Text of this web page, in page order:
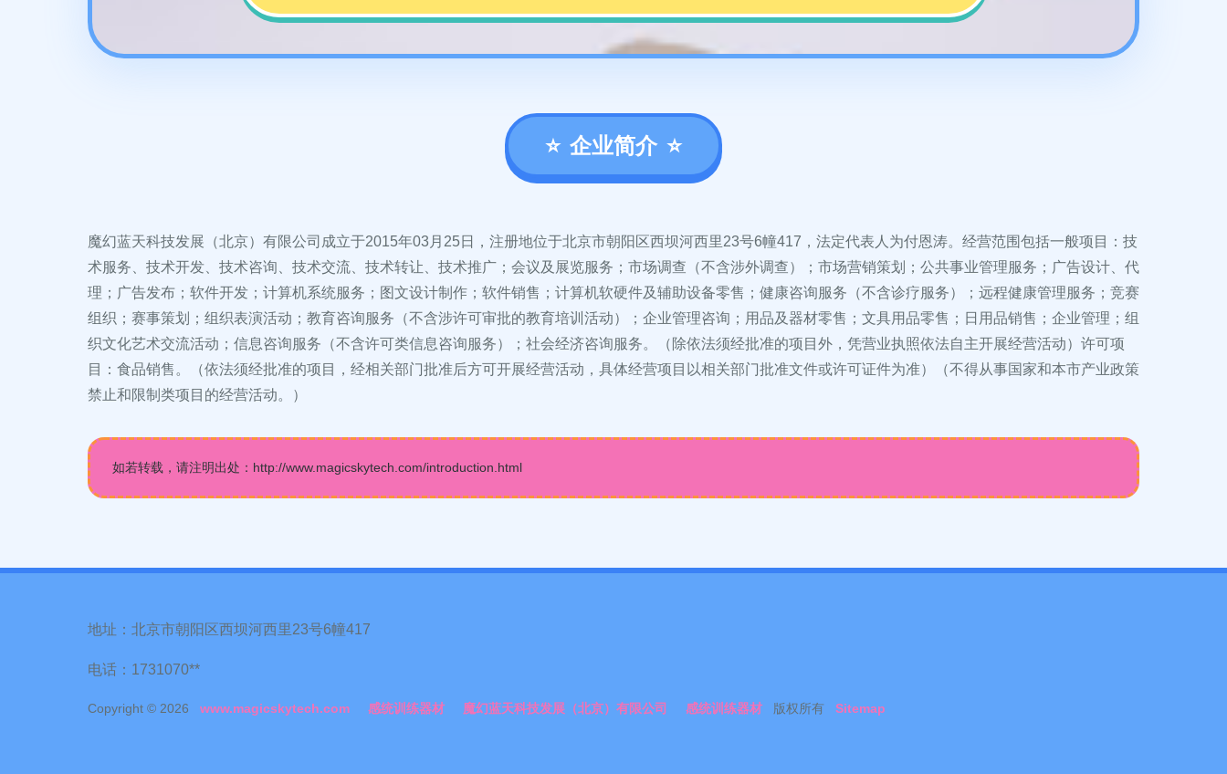
企业简介
魔幻蓝天科技发展（北京）有限公司成立于2015年03月25日，注册地位于北京市朝阳区西坝河西里23号6幢417，法定代表人为付恩涛。经营范围包括一般项目：技
术服务、技术开发、技术咨询、技术交流、技术转让、技术推广；会议及展览服务；市场调查（不含涉外调查）；市场营销策划；公共事业管理服务；广告设计、代
理；广告发布；软件开发；计算机系统服务；图文设计制作；软件销售；计算机软硬件及辅助设备零售；健康咨询服务（不含诊疗服务）；远程健康管理服务；竞赛
组织；赛事策划；组织表演活动；教育咨询服务（不含涉许可审批的教育培训活动）；企业管理咨询；用品及器材零售；文具用品零售；日用品销售；企业管理；组
织文化艺术交流活动；信息咨询服务（不含许可类信息咨询服务）；社会经济咨询服务。（除依法须经批准的项目外，凭营业执照依法自主开展经营活动）许可项
目：食品销售。（依法须经批准的项目，经相关部门批准后方可开展经营活动，具体经营项目以相关部门批准文件或许可证件为准）（不得从事国家和本市产业政策
禁止和限制类项目的经营活动。）
如若转载，请注明出处：http://www.magicskytech.com/introduction.html
地址：北京市朝阳区西坝河西里23号6幢417
电话：1731070**
Copyright © 2026 www.magicskytech.com 感统训练器材 魔幻蓝天科技发展（北京）有限公司 感统训练器材 版权所有 Sitemap